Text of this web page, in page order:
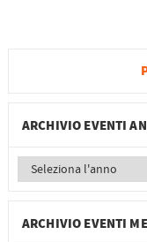
ARCHIVIO EVENTI
ARCHIVIO EVENTI